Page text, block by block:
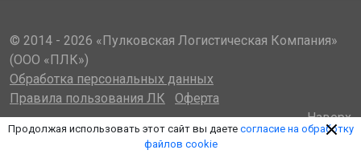
© 2014 - 2026 «Пулковская Логистическая Компания»
(ООО «ПЛК»)
Обработка персональных данных
Правила пользования ЛК
Оферта
Наверх
Продолжая использовать этот сайт вы даете согласие на обработку
файлов cookie